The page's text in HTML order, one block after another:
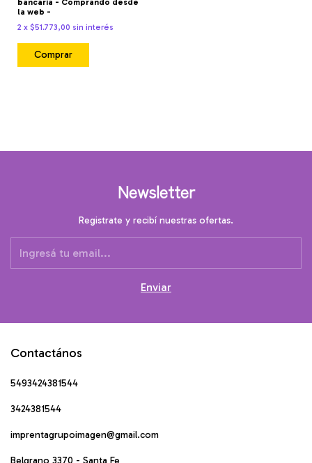
la web -
2 x $51.773,00 sin interés
Comprar
Newsletter
Registrate y recibí nuestras ofertas.
Contactános
5493424381544
3424381544
imprentagrupoimagen@gmail.com
Belgrano 3370 - Santa Fe